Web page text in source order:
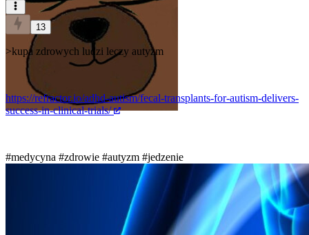
13
>kupa zdrowych ludzi leczy autyzm
https://refractor.io/adhd-autism/fecal-transplants-for-autism-delivers-
success-in-clinical-trials/
#medycyna #zdrowie #autyzm #jedzenie